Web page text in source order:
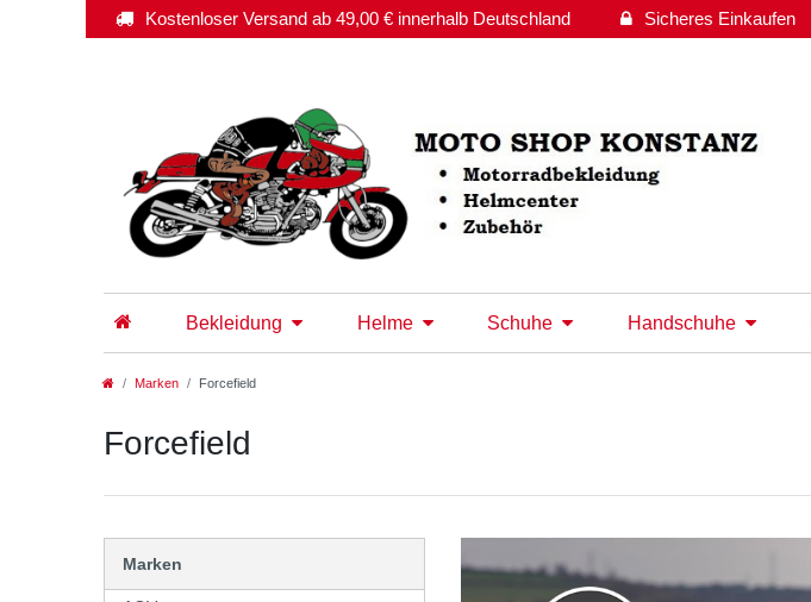
Kostenloser Versand ab 49,00 € innerhalb Deutschland Sicheres Einkaufen
Bekleidung Helme Schuhe Handschuhe
Marken Forcefield
Forcefield
Marken